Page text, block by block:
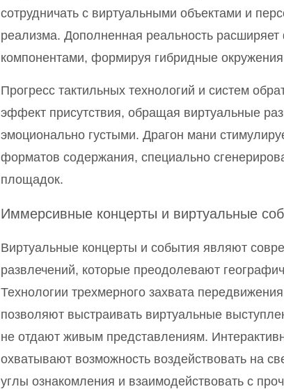
сотрудничать с виртуальными объектами и
реализма. Дополненная реальность
компонентами, формируя гибридные
Прогресс тактильных технологий и систем
эффект присутствия, обращая виртуальные
эмоционально густыми. Драгон мани
форматов содержания, специально
площадок.
Иммерсивные концерты и виртуальные
Виртуальные концерты и события являют
развлечений, которые преодолевают
Технологии трехмерного захвата
позволяют выстраивать виртуальные
не отдают живым представлениям.
охватывают возможность воздействовать на
углы ознакомления и взаимодействовать с